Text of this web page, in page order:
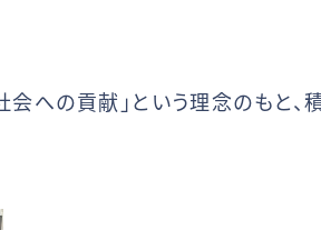
への貢献」という理念のもと